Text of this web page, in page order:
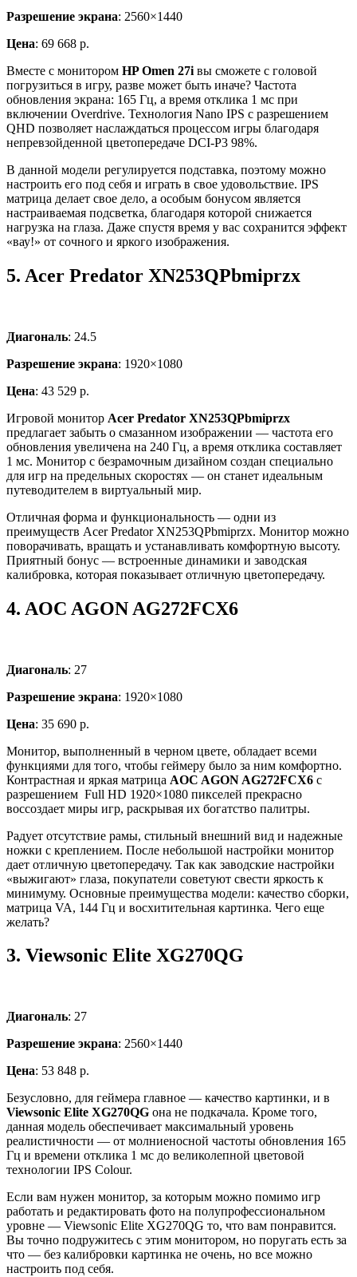
Разрешение экрана: 2560×1440
Цена: 69 668 р.
Вместе с монитором HP Omen 27i вы сможете с головой
погрузиться в игру, разве может быть иначе? Частота
обновления экрана: 165 Гц, а время отклика 1 мс при
включении Overdrive. Технология Nano IPS с разрешением
QHD позволяет наслаждаться процессом игры благодаря
непревзойденной цветопередаче DCI-P3 98%.
В данной модели регулируется подставка, поэтому можно
настроить его под себя и играть в свое удовольствие. IPS
матрица делает свое дело, а особым бонусом является
настраиваемая подсветка, благодаря которой снижается
нагрузка на глаза. Даже спустя время у вас сохранится эффект
«вау!» от сочного и яркого изображения.
5. Acer Predator XN253QPbmiprzx
Диагональ: 24.5
Разрешение экрана: 1920×1080
Цена: 43 529 р.
Игровой монитор Acer Predator XN253QPbmiprzx
предлагает забыть о смазанном изображении — частота его
обновления увеличена на 240 Гц, а время отклика составляет
1 мс. Монитор с безрамочным дизайном создан специально
для игр на предельных скоростях — он станет идеальным
путеводителем в виртуальный мир.
Отличная форма и функциональность — одни из
преимуществ Acer Predator XN253QPbmiprzx. Монитор можно
поворачивать, вращать и устанавливать комфортную высоту.
Приятный бонус — встроенные динамики и заводская
калибровка, которая показывает отличную цветопередачу.
4. AOC AGON AG272FCX6
Диагональ: 27
Разрешение экрана: 1920×1080
Цена: 35 690 р.
Монитор, выполненный в черном цвете, обладает всеми
функциями для того, чтобы геймеру было за ним комфортно.
Контрастная и яркая матрица AOC AGON AG272FCX6 с
разрешением Full HD 1920×1080 пикселей прекрасно
воссоздает миры игр, раскрывая их богатство палитры.
Радует отсутствие рамы, стильный внешний вид и надежные
ножки с креплением. После небольшой настройки монитор
дает отличную цветопередачу. Так как заводские настройки
«выжигают» глаза, покупатели советуют свести яркость к
минимуму. Основные преимущества модели: качество сборки,
матрица VA, 144 Гц и восхитительная картинка. Чего еще
желать?
3. Viewsonic Elite XG270QG
Диагональ: 27
Разрешение экрана: 2560×1440
Цена: 53 848 р.
Безусловно, для геймера главное — качество картинки, и в
Viewsonic Elite XG270QG она не подкачала. Кроме того,
данная модель обеспечивает максимальный уровень
реалистичности — от молниеносной частоты обновления 165
Гц и времени отклика 1 мс до великолепной цветовой
технологии IPS Colour.
Если вам нужен монитор, за которым можно помимо игр
работать и редактировать фото на полупрофессиональном
уровне — Viewsonic Elite XG270QG то, что вам понравится.
Вы точно подружитесь с этим монитором, но поругать есть за
что — без калибровки картинка не очень, но все можно
настроить под себя.